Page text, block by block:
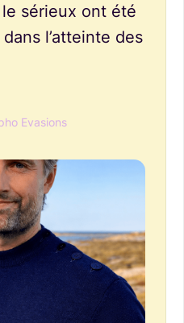
sérieux ont été
l’atteinte des
Evasions